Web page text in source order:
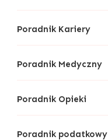
Poradnik Kariery
Poradnik Medyczny
Poradnik Opieki
Poradnik podatkowy